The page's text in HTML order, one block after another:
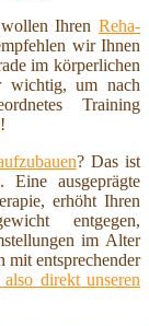
Ihren Reha-
wir Ihnen
im körperlichen
wichtig, um nach
Training
!
? Das ist
ausgeprägte
erhöht Ihren
entgegen,
im Alter
mit entsprechender
direkt unseren